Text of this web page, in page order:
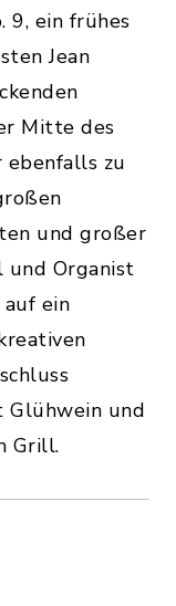
9, ein frühes
Jean
Mitte des
ebenfalls zu
und großer
Organist
auf ein
Glühwein und
Grill.